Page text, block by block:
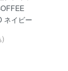
ネイビー
)